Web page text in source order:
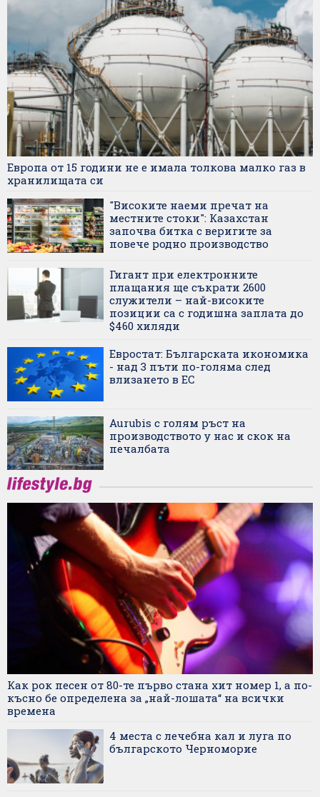
Европа от 15 години не е имала толкова малко газ в
хранилищата си
"Високите наеми пречат на
местните стоки": Казахстан
започва битка с веригите за
повече родно производство
Гигант при електронните
плащания ще съкрати 2600
служители – най-високите
позиции са с годишна заплата до
$460 хиляди
Евростат: Българската икономика
- над 3 пъти по-голяма след
влизането в ЕС
Aurubis с голям ръст на
производството у нас и скок на
печалбата
Как рок песен от 80-те първо стана хит номер 1, а по-
късно бе определена за „най-лошата“ на всички
времена
4 места с лечебна кал и луга по
българското Черноморие